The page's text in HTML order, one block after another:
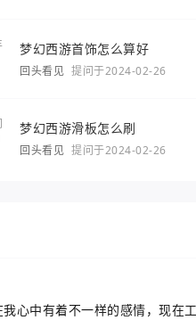
梦幻西游首饰怎么算好
回头看见 提问于2024-02-26
梦幻西游滑板怎么刷
回头看见 提问于2024-02-26
心中有着不一样的感情，现在